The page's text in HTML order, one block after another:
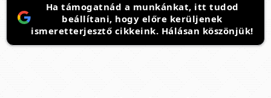
Ha támogatnád a munkánkat, itt tudod
beállítani, hogy előre kerüljenek
ismeretterjesztő cikkeink. Hálásan köszönjük!